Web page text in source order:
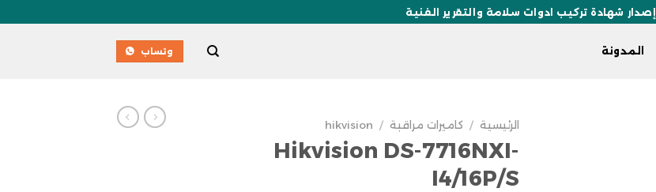
إصدار شهادة تركيب ادوات سلامة والتقرير الفنية
المدونة وتساب
الرئيسية / كاميرات مراقبة /
hikvision
Hikvision DS-7716NXI-
I4/16P/S